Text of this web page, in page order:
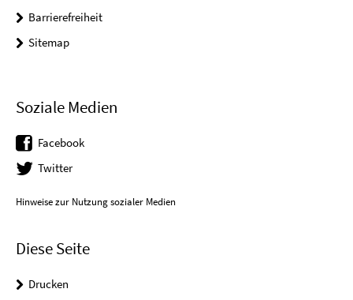
Barrierefreiheit
Sitemap
Soziale Medien
Facebook
Twitter
Hinweise zur Nutzung sozialer Medien
Diese Seite
Drucken